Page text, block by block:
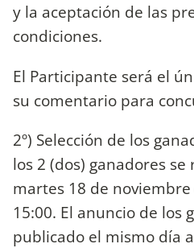
y la aceptación de las
condiciones.
El Participante será el
su comentario para
2º) Selección de los
los 2 (dos) ganadores
martes 18 de
15:00. El anuncio de los
publicado el mismo día